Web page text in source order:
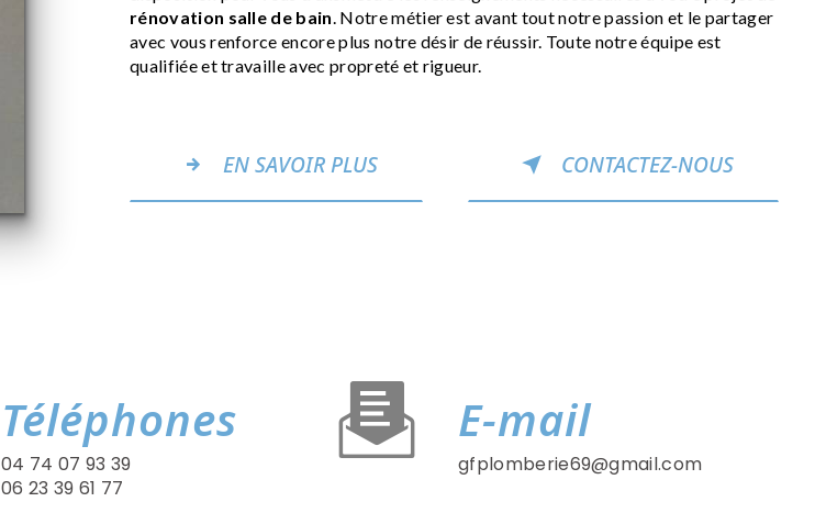
rénovation salle de bain. Notre métier est avant tout notre passion et le partager
avec vous renforce encore plus notre désir de réussir. Toute notre équipe est
qualifiée et travaille avec propreté et rigueur.
EN SAVOIR PLUS CONTACTEZ-NOUS
Téléphones
04 74 07 93 39
06 23 39 61 77
E-mail
gfplomberie69@gmail.com